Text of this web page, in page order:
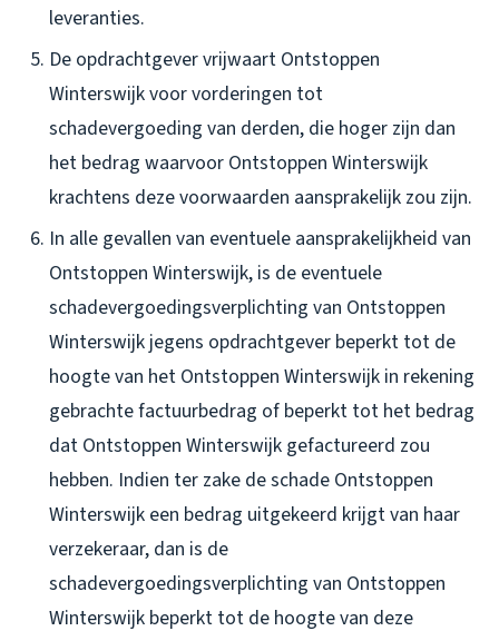
leveranties.
De opdrachtgever vrijwaart Ontstoppen
Winterswijk voor vorderingen tot
schadevergoeding van derden, die hoger zijn dan
het bedrag waarvoor Ontstoppen Winterswijk
krachtens deze voorwaarden aansprakelijk zou zijn.
In alle gevallen van eventuele aansprakelijkheid van
Ontstoppen Winterswijk, is de eventuele
schadevergoedingsverplichting van Ontstoppen
Winterswijk jegens opdrachtgever beperkt tot de
hoogte van het Ontstoppen Winterswijk in rekening
gebrachte factuurbedrag of beperkt tot het bedrag
dat Ontstoppen Winterswijk gefactureerd zou
hebben. Indien ter zake de schade Ontstoppen
Winterswijk een bedrag uitgekeerd krijgt van haar
verzekeraar, dan is de
schadevergoedingsverplichting van Ontstoppen
Winterswijk beperkt tot de hoogte van deze